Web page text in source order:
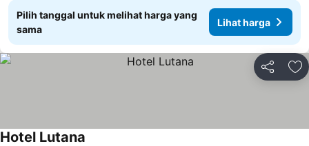
Pilih tanggal untuk melihat harga yang
sama
Lihat harga
Bagikan
Hotel Lutana